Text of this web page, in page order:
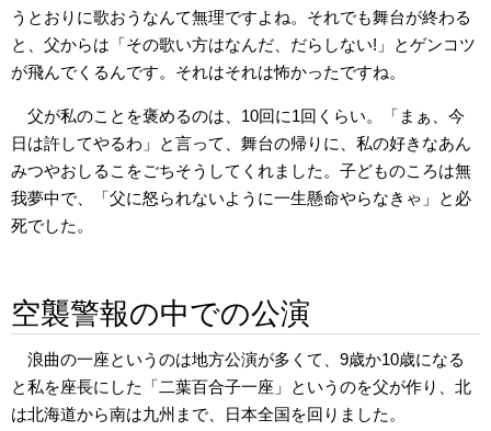
うとおりに歌おうなんて無理ですよね。それでも舞台が終わる
と、父からは「その歌い方はなんだ、だらしない!」とゲンコツ
が飛んでくるんです。それはそれは怖かったですね。
父が私のことを褒めるのは、10回に1回くらい。「まぁ、今
日は許してやるわ」と言って、舞台の帰りに、私の好きなあん
みつやおしるこをごちそうしてくれました。子どものころは無
我夢中で、「父に怒られないように一生懸命やらなきゃ」と必
死でした。
空襲警報の中での公演
浪曲の一座というのは地方公演が多くて、9歳か10歳になる
と私を座長にした「二葉百合子一座」というのを父が作り、北
は北海道から南は九州まで、日本全国を回りました。